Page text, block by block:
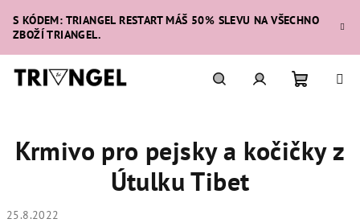
obsah
S KÓDEM: TRIANGEL RESTART MÁŠ 50% SLEVU NA VŠECHNO
ZBOŽÍ TRIANGEL.
košík
Krmivo pro pejsky a kočičky z
Útulku Tibet
25.8.2022